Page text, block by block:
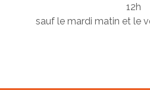
12h
sauf le mardi matin et le